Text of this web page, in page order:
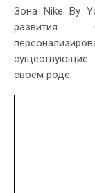
Зона Nike By
развития.
своём роде: